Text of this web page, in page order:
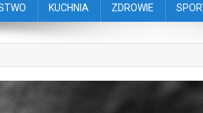
KUCHNIA ZDROWIE